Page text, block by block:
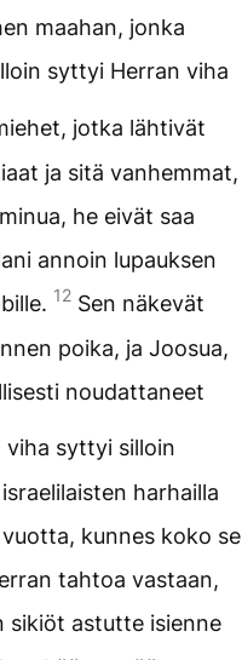
maahan, jonka
syttyi Herran viha
jotka lähtivät
ja sitä vanhemmat,
he eivät saa
annoin lupauksen
12 Sen näkevät
poika, ja Joosua,
noudattaneet
viha syttyi silloin
harhailla
kunnes koko se
tahtoa vastaan,
sikiöt astutte isienne